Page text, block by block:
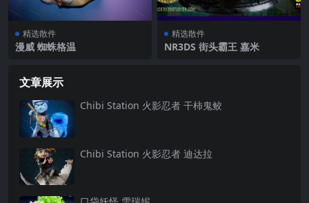
精选散件
漫威 蜘蛛格温
精选散件
NR3DS 街头霸王 嘉米
文章展示
Chibi Station 火影忍者 干柿鬼鲛
Chibi Station 火影忍者 迪达拉